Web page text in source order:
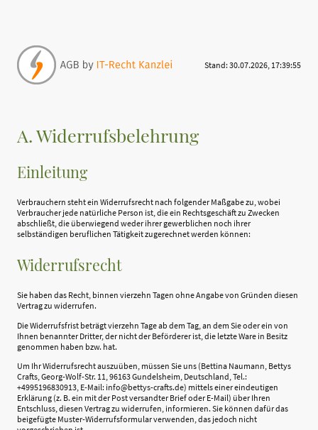
Stand: 30.07.2026, 17:39:55
A. Widerrufsbelehrung
Einleitung
Verbrauchern steht ein Widerrufsrecht nach folgender Maßgabe zu, wobei
Verbraucher jede natürliche Person ist, die ein Rechtsgeschäft zu Zwecken
abschließt, die überwiegend weder ihrer gewerblichen noch ihrer
selbständigen beruflichen Tätigkeit zugerechnet werden können:
Widerrufsrecht
Sie haben das Recht, binnen vierzehn Tagen ohne Angabe von Gründen diesen
Vertrag zu widerrufen.
Die Widerrufsfrist beträgt vierzehn Tage ab dem Tag, an dem Sie oder ein von
Ihnen benannter Dritter, der nicht der Beförderer ist, die letzte Ware in Besitz
genommen haben bzw. hat.
Um Ihr Widerrufsrecht auszuüben, müssen Sie uns (Bettina Naumann, Bettys
Crafts, Georg-Wolf-Str. 11, 96163 Gundelsheim, Deutschland, Tel.:
+4995196830913, E-Mail: info@bettys-crafts.de) mittels einer eindeutigen
Erklärung (z. B. ein mit der Post versandter Brief oder E-Mail) über Ihren
Entschluss, diesen Vertrag zu widerrufen, informieren. Sie können dafür das
beigefügte Muster-Widerrufsformular verwenden, das jedoch nicht